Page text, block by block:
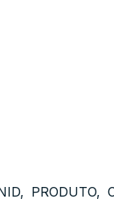
PRODUTO,